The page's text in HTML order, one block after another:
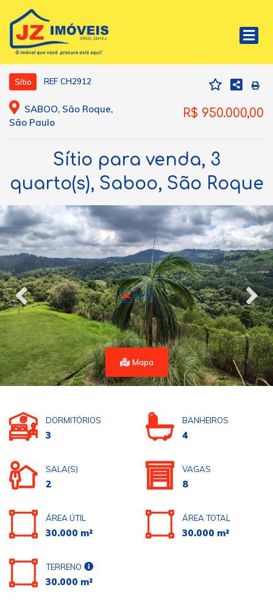
Sítio REF CH2912
SABOO, São Roque,
São Paulo
R$ 950.000,00
Sítio para venda, 3
quarto(s), Saboo, São Roque
Mapa
DORMITÓRIOS
3
BANHEIROS
4
SALA(S)
2
VAGAS
8
ÁREA ÚTIL
30.000 m²
ÁREA TOTAL
30.000 m²
TERRENO
30.000 m²